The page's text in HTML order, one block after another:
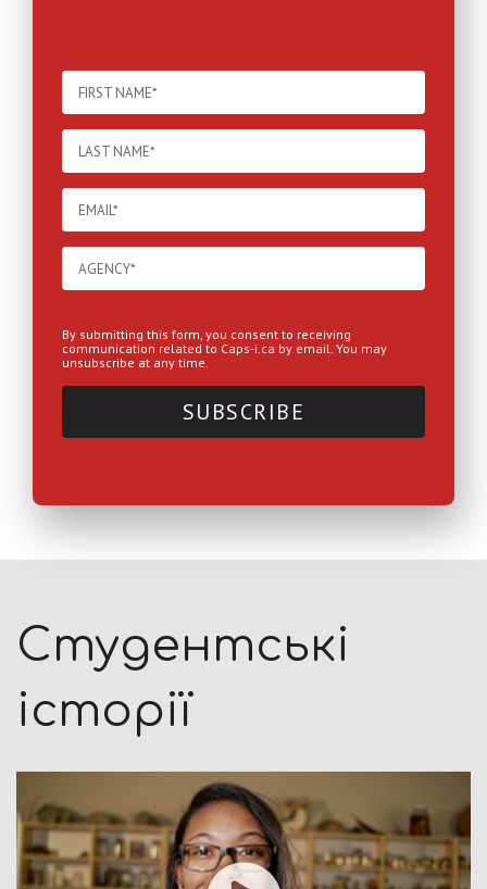
By submitting this form, you consent to receiving
communication related to Caps-i.ca by email. You may
unsubscribe at any time.
SUBSCRIBE
Студентські
історії